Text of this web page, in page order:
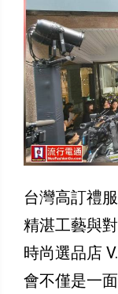
台灣高訂禮
精湛工藝與
時尚選品店
會不僅是一